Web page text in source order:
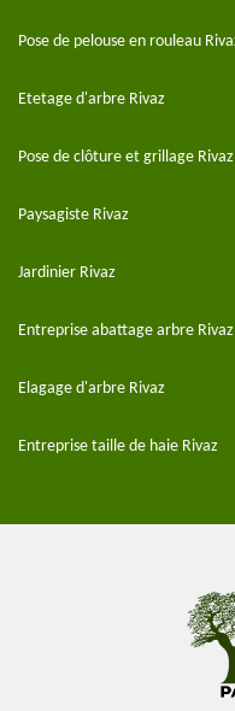
Pose de pelouse en rouleau
Etetage d'arbre Rivaz
Pose de clôture et grillage Rivaz
Paysagiste Rivaz
Jardinier Rivaz
Entreprise abattage arbre Rivaz
Elagage d'arbre Rivaz
Entreprise taille de haie Rivaz